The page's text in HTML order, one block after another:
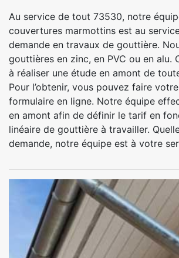
Au service de tout 73530, notre
couvertures marmottins est au
demande en travaux de gouttière.
gouttières en zinc, en PVC ou en alu.
à réaliser une étude en amont de
Pour l’obtenir, vous pouvez faire
formulaire en ligne. Notre équipe
en amont afin de définir le tarif en
linéaire de gouttière à travailler.
demande, notre équipe est à votre